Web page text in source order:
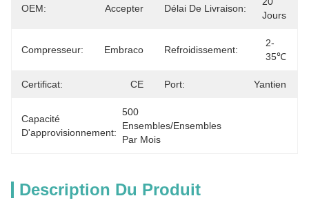
OEM: Accepter Délai De Livraison:
Jours
Compresseur: Embraco Refroidissement:
2-
35℃
Certificat: CE Port: Yantien
Capacité
D'approvisionnement:
500
Ensembles/ensembles
Par Mois
Description Du Produit